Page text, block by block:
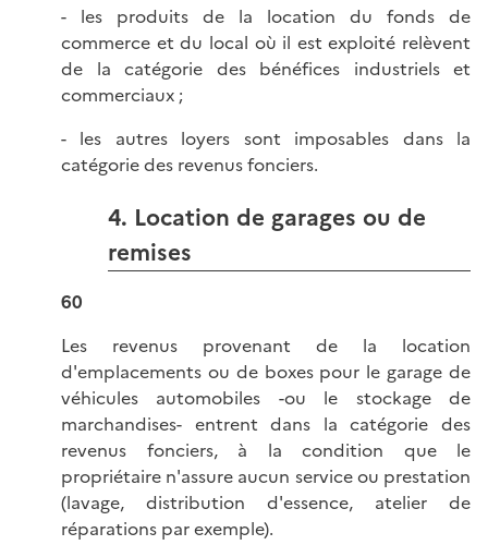
- les produits de la location du fonds de
commerce et du local où il est exploité relèvent
de la catégorie des bénéfices industriels et
commerciaux ;
- les autres loyers sont imposables dans la
catégorie des revenus fonciers.
4. Location de garages ou de
remises
60
Les revenus provenant de la location
d'emplacements ou de boxes pour le garage de
véhicules automobiles -ou le stockage de
marchandises- entrent dans la catégorie des
revenus fonciers, à la condition que le
propriétaire n'assure aucun service ou prestation
(lavage, distribution d'essence, atelier de
réparations par exemple).